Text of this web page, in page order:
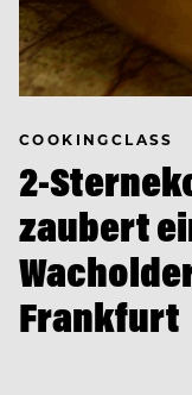
COOKINGCLASS
2-
zaubert
Frankfurt